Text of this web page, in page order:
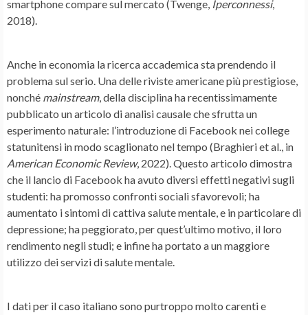
smartphone compare sul mercato (Twenge, Iperconnessi,
2018).
Anche in economia la ricerca accademica sta prendendo il
problema sul serio. Una delle riviste americane più prestigiose,
nonché mainstream, della disciplina ha recentissimamente
pubblicato un articolo di analisi causale che sfrutta un
esperimento naturale: l’introduzione di Facebook nei college
statunitensi in modo scaglionato nel tempo (Braghieri et al., in
American Economic Review, 2022). Questo articolo dimostra
che il lancio di Facebook ha avuto diversi effetti negativi sugli
studenti: ha promosso confronti sociali sfavorevoli; ha
aumentato i sintomi di cattiva salute mentale, e in particolare di
depressione; ha peggiorato, per quest’ultimo motivo, il loro
rendimento negli studi; e infine ha portato a un maggiore
utilizzo dei servizi di salute mentale.
I dati per il caso italiano sono purtroppo molto carenti e